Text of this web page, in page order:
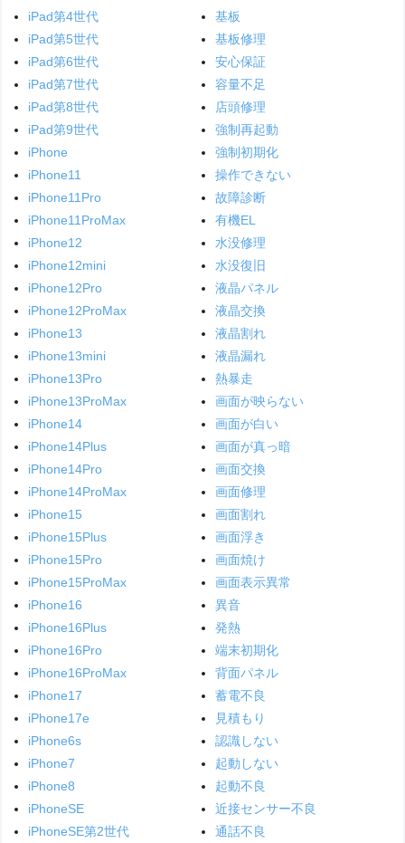
iPad第4世代
iPad第5世代
iPad第6世代
iPad第7世代
iPad第8世代
iPad第9世代
iPhone
iPhone11
iPhone11Pro
iPhone11ProMax
iPhone12
iPhone12mini
iPhone12Pro
iPhone12ProMax
iPhone13
iPhone13mini
iPhone13Pro
iPhone13ProMax
iPhone14
iPhone14Plus
iPhone14Pro
iPhone14ProMax
iPhone15
iPhone15Plus
iPhone15Pro
iPhone15ProMax
iPhone16
iPhone16Plus
iPhone16Pro
iPhone16ProMax
iPhone17
iPhone17e
iPhone6s
iPhone7
iPhone8
iPhoneSE
iPhoneSE第2世代
基板
基板修理
安心保証
容量不足
店頭修理
強制再起動
強制初期化
操作できない
故障診断
有機EL
水没修理
水没復旧
液晶パネル
液晶交換
液晶割れ
液晶漏れ
熱暴走
画面が映らない
画面が白い
画面が真っ暗
画面交換
画面修理
画面割れ
画面浮き
画面焼け
画面表示異常
異音
発熱
端末初期化
背面パネル
蓄電不良
見積もり
認識しない
起動しない
起動不良
近接センサー不良
通話不良